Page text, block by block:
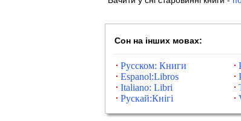
Сон на інших мовах:
Русском: Книги
Espanol:Libros
Italiano: Libri
Рускай:Кнігі